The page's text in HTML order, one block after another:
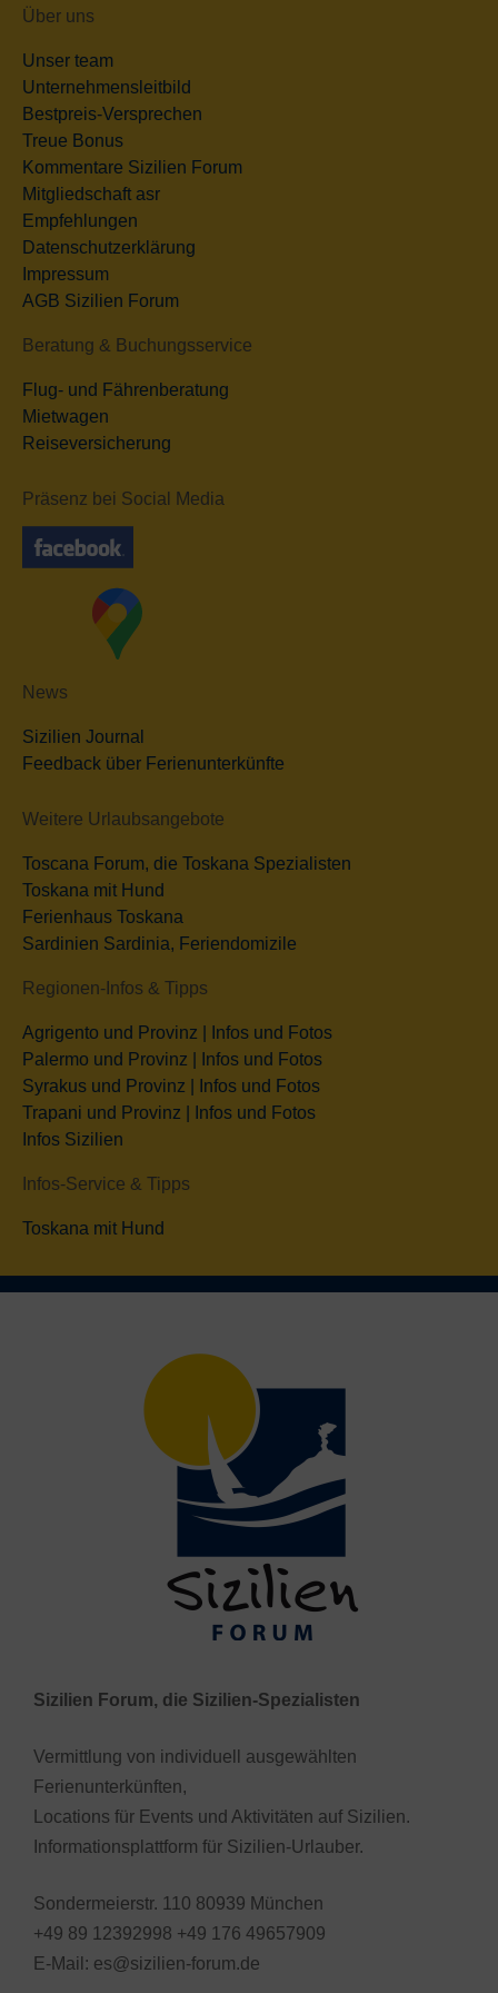
Über uns
Unser team
Unternehmensleitbild
Bestpreis-Versprechen
Treue Bonus
Kommentare Sizilien Forum
Mitgliedschaft asr
Empfehlungen
Datenschutzerklärung
Impressum
AGB Sizilien Forum
Beratung & Buchungsservice
Flug- und Fährenberatung
Mietwagen
Reiseversicherung
Präsenz bei Social Media
News
Sizilien Journal
Feedback über Ferienunterkünfte
Weitere Urlaubsangebote
Toscana Forum, die Toskana Spezialisten
Toskana mit Hund
Ferienhaus Toskana
Sardinien Sardinia, Feriendomizile
Regionen-Infos & Tipps
Agrigento und Provinz | Infos und Fotos
Palermo und Provinz | Infos und Fotos
Syrakus und Provinz | Infos und Fotos
Trapani und Provinz | Infos und Fotos
Infos Sizilien
Infos-Service & Tipps
Toskana mit Hund
Sizilien Forum, die Sizilien-Spezialisten
Vermittlung von individuell ausgewählten
Ferienunterkünften,
Locations für Events und Aktivitäten auf Sizilien.
Informationsplattform für Sizilien-Urlauber.
Sondermeierstr. 110 80939 München
+49 89 12392998 +49 176 49657909
E-Mail: es@sizilien-forum.de